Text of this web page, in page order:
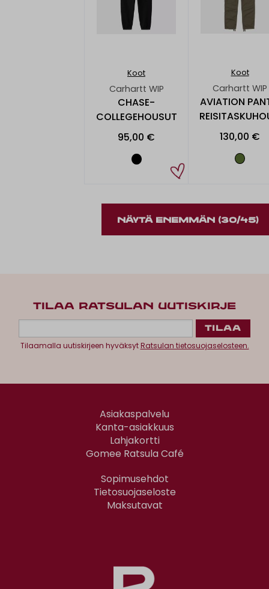
Koot
Carhartt WIP
CHASE-
COLLEGEHOUSUT
95,00 €
Koot
Carhartt WIP
AVIATION
130,00 €
NÄYTÄ ENEMMÄN (30/45)
TILAA RATSULAN UUTISKIRJE
Tilaamalla uutiskirjeen hyväksytRatsulan tietosuojaselosteen.
Asiakaspalvelu
Kanta-asiakkuus
Lahjakortti
Gomee Ratsula Café
Sopimusehdot
Tietosuojaseloste
Maksutavat